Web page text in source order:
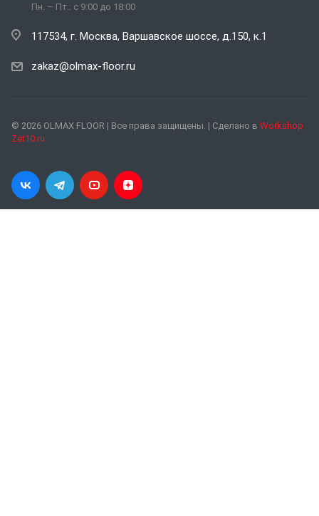
Пн. – Пт.: с 9:00 до 18:00
117534, г. Москва, Варшавское шоссе, д.150, к.1
zakaz@olmax-floor.ru
© 2026 OLMAX FLOOR | Все права защищены. | Сделано в Workshop
Zet10.ru